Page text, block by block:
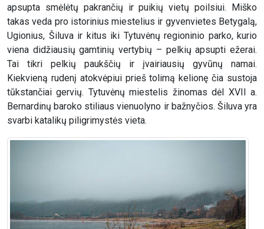
apsupta smėlėtų pakrančių ir puikių vietų poilsiui. Miško
takas veda pro istorinius miestelius ir gyvenvietes Betygalą,
Ugionius, Šiluva ir kitus iki Tytuvėnų regioninio parko, kurio
viena didžiausių gamtinių vertybių – pelkių apsupti ežerai.
Tai tikri pelkių paukščių ir įvairiausių gyvūnų namai.
Kiekvieną rudenį atokvėpiui prieš tolimą kelionę čia sustoja
tūkstančiai gervių. Tytuvėnų miestelis žinomas dėl XVII a.
Bernardinų baroko stiliaus vienuolyno ir bažnyčios. Šiluva yra
svarbi katalikų piligrimystės vieta.